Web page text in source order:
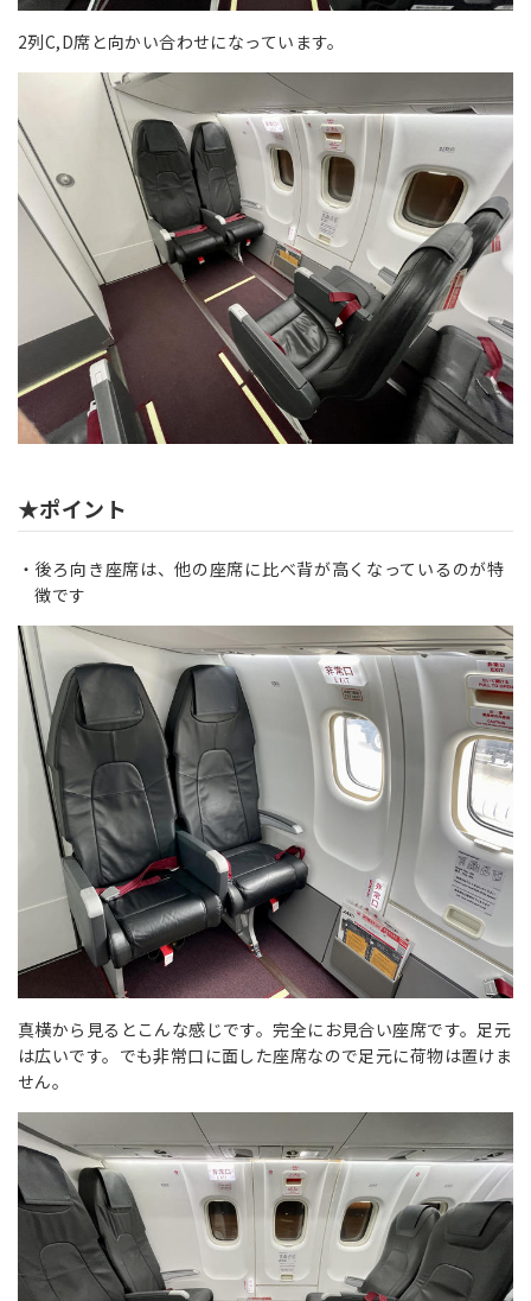
2列C,D席と向かい合わせになっています。
★ポイント
後ろ向き座席は、他の座席に比べ背が高くなっているのが特
徴です
真横から見るとこんな感じです。完全にお見合い座席です。足元
は広いです。でも非常口に面した座席なので足元に荷物は置けま
せん。